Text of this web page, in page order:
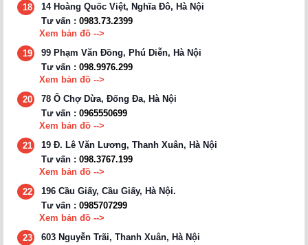
18
14 Hoàng Quốc Việt, Nghĩa Đô, Hà Nội
Tư vấn : 0983.73.2399
Xem bản đồ -->
19
99 Phạm Văn Đồng, Phú Diễn, Hà Nội
Tư vấn : 098.9976.299
Xem bản đồ -->
20
78 Ô Chợ Dừa, Đống Đa, Hà Nội
Tư vấn : 0965550699
Xem bản đồ -->
21
19 Đ. Lê Văn Lương, Thanh Xuân, Hà Nội
Tư vấn : 098.3767.199
Xem bản đồ -->
22
196 Cầu Giấy, Cầu Giấy, Hà Nội.
Tư vấn : 0985707299
Xem bản đồ -->
23
603 Nguyễn Trãi, Thanh Xuân, Hà Nội